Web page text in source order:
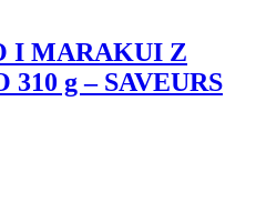
I MARAKUI Z
g – SAVEURS